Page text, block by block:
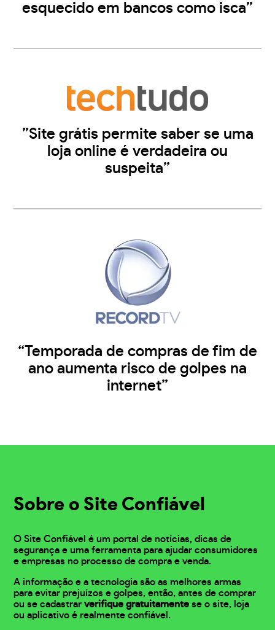
esquecido em bancos como isca”
”Site grátis permite saber se uma
loja online é verdadeira ou
suspeita”
“Temporada de compras de fim de
ano aumenta risco de golpes na
internet”
Sobre o Site Confiável
O Site Confiável é um portal de notícias, dicas de
segurança e uma ferramenta para ajudar consumidores
e empresas no processo de compra e venda.
A informação e a tecnologia são as melhores armas
para evitar prejuízos e golpes, então, antes de comprar
ou se cadastrarverifique gratuitamente se o site, loja
ou aplicativo é realmente confiável.